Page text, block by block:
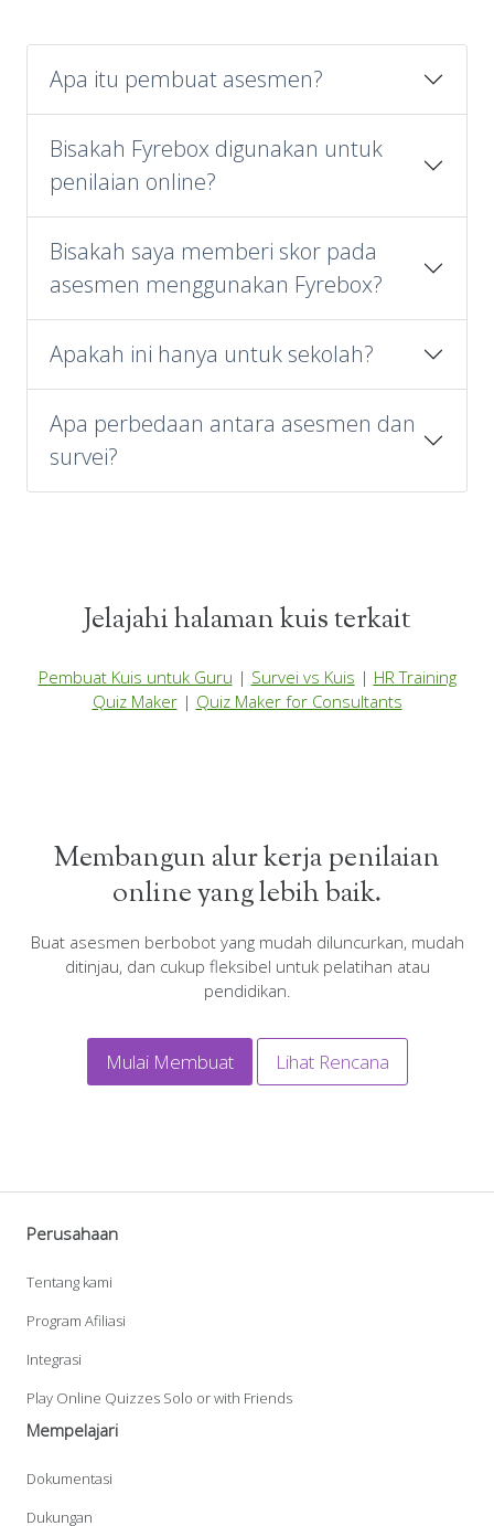
Apa itu pembuat asesmen?
Bisakah Fyrebox digunakan untuk
penilaian online?
Bisakah saya memberi skor pada
asesmen menggunakan Fyrebox?
Apakah ini hanya untuk sekolah?
Apa perbedaan antara asesmen dan
survei?
Jelajahi halaman kuis terkait
Pembuat Kuis untuk Guru | Survei vs Kuis | HR Training
Quiz Maker| Quiz Maker for Consultants
Membangun alur kerja penilaian
online yang lebih baik.
Buat asesmen berbobot yang mudah diluncurkan, mudah
ditinjau, dan cukup fleksibel untuk pelatihan atau
pendidikan.
Mulai Membuat Lihat Rencana
Perusahaan
Tentang kami
Program Afiliasi
Integrasi
Play Online Quizzes Solo or with Friends
Mempelajari
Dokumentasi
Dukungan